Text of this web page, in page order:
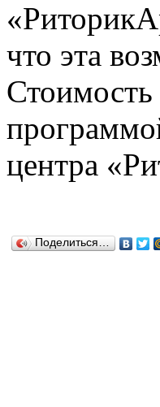
что эта
Стоимость
центра
Поделиться…